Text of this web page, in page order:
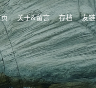
关于&留言 存档 友链